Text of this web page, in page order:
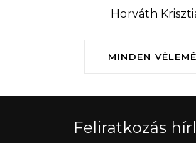
MINDEN
Horváth
Feliratkozás